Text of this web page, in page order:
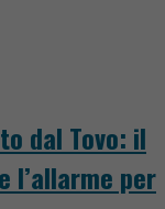
dal Tovo: il
l’allarme per